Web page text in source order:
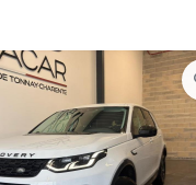
Ecran
Feux arrière à
Fixations Isofix